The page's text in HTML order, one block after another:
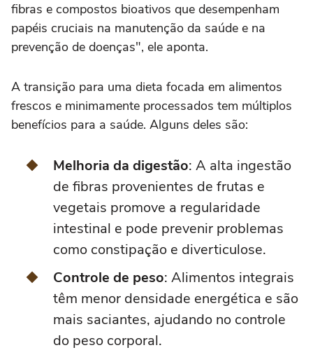
fibras e compostos bioativos que desempenham
papéis cruciais na manutenção da saúde e na
prevenção de doenças", ele aponta.
A transição para uma dieta focada em alimentos
frescos e minimamente processados tem múltiplos
benefícios para a saúde. Alguns deles são:
Melhoria da digestão: A alta ingestão
de fibras provenientes de frutas e
vegetais promove a regularidade
intestinal e pode prevenir problemas
como constipação e diverticulose.
Controle de peso: Alimentos integrais
têm menor densidade energética e são
mais saciantes, ajudando no controle
do peso corporal.